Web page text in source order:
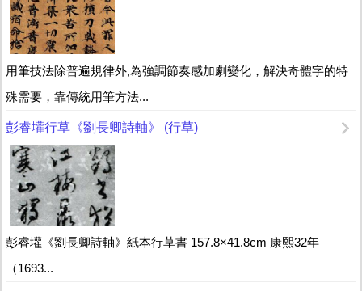
用筆技法除普遍規律外,為強調節奏感加劇變化，解決奇體字的特
殊需要，靠傳統用筆方法...
彭睿壦行草《劉長卿詩軸》 (行草)
彭睿壦《劉長卿詩軸》紙本行草書 157.8×41.8cm 康熙32年
（1693...